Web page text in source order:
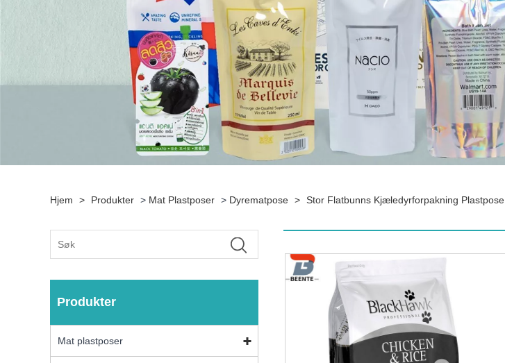
Hjem > Produkter > Mat Plastposer > Dyrematpose > Stor Flatbunns Kjæledyrforpakning Plastpose
Produkter
Mat plastposer